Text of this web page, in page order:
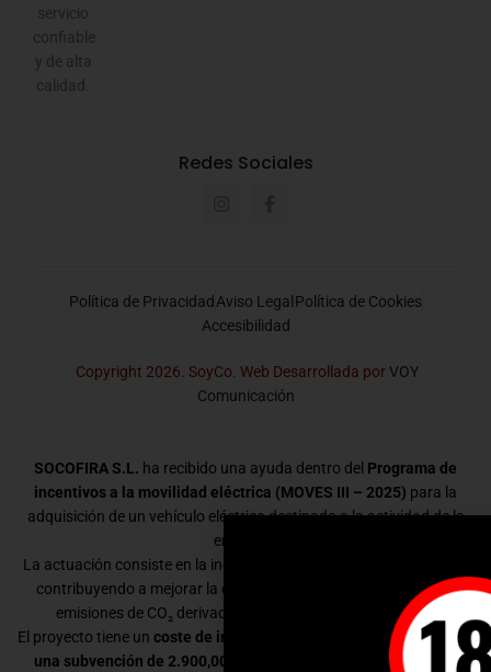
servicio
confiable
y de alta
calidad.
Redes Sociales
Política de PrivacidadAviso Legal Política de Cookies
Accesibilidad
Copyright 2026. SoyCo. Web Desarrollada porVOY
Comunicación
SOCOFIRA S.L. ha recibido una ayuda dentro del Programa de
incentivos a la movilidad eléctrica (MOVES III – 2025) para la
adquisición de un vehículo eléctrico destinado a la actividad de la
empresa.
La actuación consiste en la incorporación de un vehículo eléctrico,
contribuyendo a mejorar la eficiencia energética y a reducir las
emisiones de CO₂ derivadas de la movilidad empresarial.
El proyecto tiene un coste de inversión de 39.499,03 €
y ha recibido
una subvención de 2.900,00 €
dentro del programa MOVES III.